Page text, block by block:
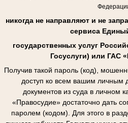
никогда не направляют и не
сервиса
государственных услуг
Госуслуги) или ГАС
Получив такой пароль (код),
доступ ко всем вашим личным
документов из суда в личном
«Правосудие» достаточно дать
паролем (кодом). Для этого в